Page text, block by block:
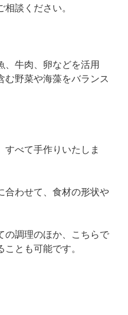
談ください。
、牛肉、卵などを活用
む野菜や海藻をバランス
すべて手作りいたしま
合わせて、食材の形状や
の調理のほか、こちらで
とも可能です。